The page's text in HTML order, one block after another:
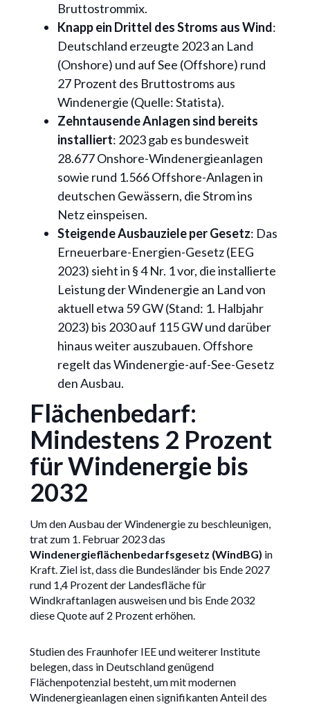
Bruttostrommix.
Knapp ein Drittel des Stroms aus Wind:
Deutschland erzeugte 2023 an Land
(Onshore) und auf See (Offshore) rund
27 Prozent des Bruttostroms aus
Windenergie (Quelle: Statista).
Zehntausende Anlagen sind bereits
installiert: 2023 gab es bundesweit
28.677 Onshore-Windenergieanlagen
sowie rund 1.566 Offshore-Anlagen in
deutschen Gewässern, die Strom ins
Netz einspeisen.
Steigende Ausbauziele per Gesetz: Das
Erneuerbare-Energien-Gesetz (EEG
2023) sieht in § 4 Nr. 1 vor, die installierte
Leistung der Windenergie an Land von
aktuell etwa 59 GW (Stand: 1. Halbjahr
2023) bis 2030 auf 115 GW und darüber
hinaus weiter auszubauen. Offshore
regelt das Windenergie-auf-See-Gesetz
den Ausbau.
Flächenbedarf:
Mindestens 2 Prozent
für Windenergie bis
2032
Um den Ausbau der Windenergie zu beschleunigen,
trat zum 1. Februar 2023 das
Windenergieflächenbedarfsgesetz (WindBG) in
Kraft. Ziel ist, dass die Bundesländer bis Ende 2027
rund 1,4 Prozent der Landesfläche für
Windkraftanlagen ausweisen und bis Ende 2032
diese Quote auf 2 Prozent erhöhen.
Studien des Fraunhofer IEE und weiterer Institute
belegen, dass in Deutschland genügend
Flächenpotenzial besteht, um mit modernen
Windenergieanlagen einen signifikanten Anteil des